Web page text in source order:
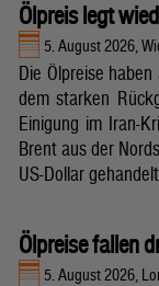
Ölpreis legt
5. August 2026,
Die Ölpreise
dem starken
Einigung im Iran-
Brent aus der
US-Dollar
Ölpreise fallen
5. August 2026,